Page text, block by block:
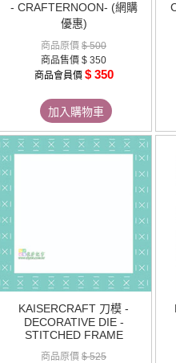
- CRAFTERNOON- (網購
優惠)
商品原價 $ 500
商品售價 $ 350
商品會員價 $ 350
加入購物車
KAISERCRAFT 刀模 -
DECORATIVE DIE -
STITCHED FRAME
商品原價 $ 525